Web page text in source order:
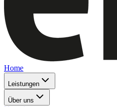
Home
Leistungen
Über uns